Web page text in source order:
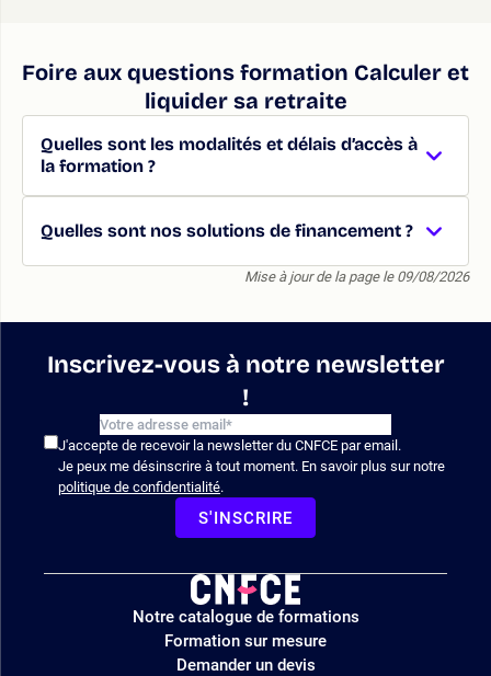
Foire aux questions formation Calculer et
liquider sa retraite
Quelles sont les modalités et délais d’accès à
la formation ?
Quelles sont nos solutions de financement ?
Mise à jour de la page le 09/08/2026
Inscrivez-vous à notre newsletter
!
J'accepte de recevoir la newsletter du CNFCE par email.
Je peux me désinscrire à tout moment. En savoir plus sur notre
politique de confidentialité.
S'INSCRIRE
Logo
site
Notre catalogue de formations
Formation sur mesure
Demander un devis